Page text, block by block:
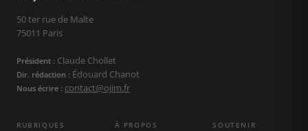
50 ter rue de Malte
75011 Paris
Président : Claude Chollet
Dir. rédaction : Édouard Chanot
Nous écrire : contact@ojim.fr
RUBRIQUES À PROPOS SOUTENIR